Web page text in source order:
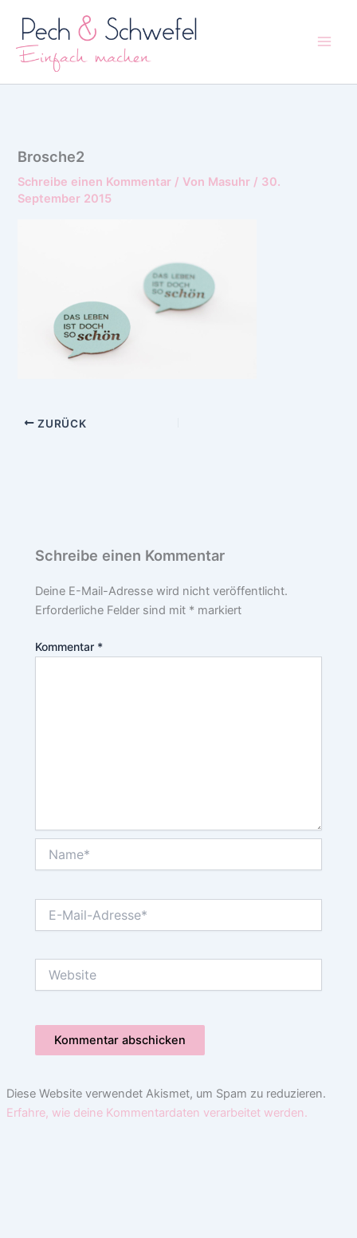
Inhalt
springen
Brosche2
Schreibe einen Kommentar / Von Masuhr / 30.
September 2015
ZURÜCK
Schreibe einen Kommentar
Deine E-Mail-Adresse wird nicht veröffentlicht.
Erforderliche Felder sind mit * markiert
Kommentar *
Mail-
Diese Website verwendet Akismet, um Spam zu reduzieren.
Erfahre, wie deine Kommentardaten verarbeitet werden.